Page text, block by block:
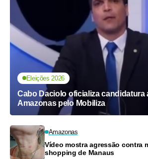
Eleições 2026
Cabo Daciolo oficializa candidatura
Amazonas pelo Mobiliza
Amazonas
Vídeo mostra agressão contra
shopping de Manaus